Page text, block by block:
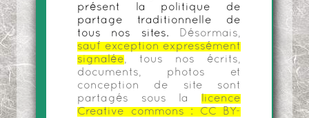
présent la politique de
partage traditionnelle de
tous nos sites.
Désormais,
sauf exception expressément
signalée , tous nos écrits,
documents, photos et
conception de site sont
partagés sous la
licence
Creative commons :
CC BY-